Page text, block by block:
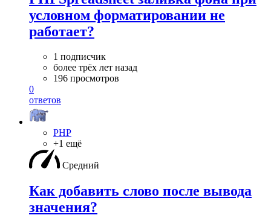
условном форматировании не
работает?
1 подписчик
более трёх лет назад
196 просмотров
0
ответов
PHP
+1 ещё
Средний
Как добавить слово после вывода
значения?